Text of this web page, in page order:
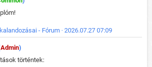
- Fórum · 2026.07.27 07:09
Admin)
történtek: